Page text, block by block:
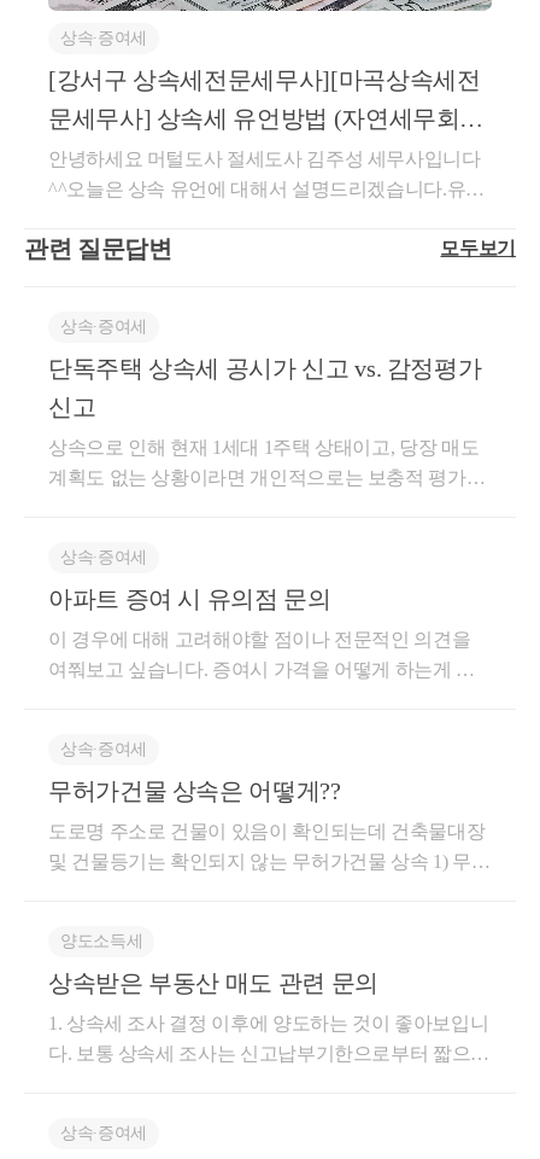
자매, 후순위)가 상속받는 경우, 후순위에게 넘어간 재
산 전액이 한도에서 차 감 됩니다.--&gt;세금폭탄 가능
성 있음![주 3]·창업 자금에대한 증여세 과세특례와 가
업승계에 대한 증여세 과세특례를 적용받은 사전증여
액에 가산한 증여재산가액으로 보지 않습니다. ·만약,
상속재산이 모두 사전증여재산으로 구성되어 있다면
야 합니다.★상속 공제 한도액 적용 착오 신고 시에는
세만 적용됩니다★상속 공제 종합한도 적용 대상 상속
에 포함됩니다. 다만 감정평가수수료는 상속 공제의
종합 한도 적용 대상이 아닙니다. 5백만 원 범위 내에
서 공제가 가능합니다.①기초 공제②가업 상속 공제③
영농 상속 공제④배우자 상속 공제⑤ 그 밖의 인적공
세 증여세 관련 문의사항이나 신고업무 의뢰에 관련해
서 궁금하신 것은 아래의 네이버 엑스퍼트를 이용해서
다.https://naver.me/xqf2QCoi양도세 상속세 증여세 상담 :
네이버 엑스퍼트엑스퍼트: 양도세, 상속세,증여세, 취
가치세등에 대해서 문의해주시면 신속,정확하게 친절
o/gL55goKd자연세무회계 컨설팅 양도/상속/ 증여 상담
방자연세무회계컨설팅 김주성세무사 양도/상속/증여
상담방open.kakao.com저작자 명시 필수 영리적 사용 불
전문세무사#강서구양도세전문세무사#마곡양도세전
문세무사#강서구증여세전문세무사#마곡증여세전문
세무사#부천김포일산상속세전문세무사 태그수정
소유한 부동산(양도하는 부동산)의 시가가 아니라 교
환으로 받는 부동산의 시가가 됩니다.-이때 부동산은
특수 관계인끼리 거래이므로 반드시 감정평가를 받고
을 수령하게 되면 이전 받는 부동산의 시가에 현금 수
령액을 더하고, 현금을 지급하게 되면 이전 받는 부동
산의 시가에서 현금 지급액을 차감하여 양도가액을 산
도한 부동산의 실제 취득가액을 그대로 쓰시면 됩니
원/취득가액 5억 원아들:B 주택 소유/현재 시가 7억 원/
지급했을 때아버지와 아들이 부동산을 교환한다고 했
을 때구분아버지 아들양도가액10억 원=(시가 7억 원
+현금 3억 원)7억 원(시가 10억 원-현금 3억 원)취득가
액5억 원3억 원양도차익5억 원4억 원향후 양도하는 경
되고,취득가액은 교환 시 상대방의 양도가액이 됩니
다.※적용 사례※-아버지와 아들이 각각 13억 원으로
양도했다고 가정 시구분아버지 아들양도가액13억 원1
2억 원취득가액7억 원(교환 시 상대방(아들)의 양도가
액)10억 원(교환 시 상대방(아버지)의 양도가액)양도차
상 이전한 것으로 보아 취득일부터 60일 이내 유상 취
준은 아래와 같이 한다 {지방세법 시행령 18조의 4①}
MAX(①, ②)①이전받은 부동산의 시가 인정액②이전
하는 부동산의 시가 인정액 +(현금 지급액+승계 받는
업무 의뢰에 관련해서 궁금하신 것은 아래의 네이버
엑스퍼트를 이용해서 상담 주시면 친절, 신속, 정확하
세 상속세 증여세 상담 : 네이버 엑스퍼트엑스퍼트: 양
도세, 상속세,증여세, 취득세 ,종합부동산세, 재산세,
시면 신속,정확하게 친절히 설명해드리겠습니다.naver.
상속∙증여세
[강서구 상속세전문세무사][마곡상속세전
문세무사] 상속세 유언방법 (자연세무회계
컨설팅)
안녕하세요 머털도사 절세도사 김주성 세무사입니다
^^오늘은 상속 유언에 대해서 설명드리겠습니다.유언
률 효과를 일으킬것을 목적으로 하는 법률행위 입니
상이전을 유증이라고 하며,유증을 받게된 자를 수유자
라고 합니다. 수유자는 상속인지여부에 관계없이 유언
을 받을수 있습니다.-유언은 아래와 같은 방법으로법
당해 유언은 무효가 됩니다.①자필증서에 의한 유언②
녹음에 의한 유언③공정증서에의한 유언④비밀증서
없는 단독행위로서 유언하려면 반드시 유언자 본인이
의 방식은?●자필증서에 의한 유언을 제외한 나머지는
유언할때 증인이 꼭 참여해야합니다.이러한 증인의 범
위에는피성년후견인과 피한정후견인,유언자의 배우
가장 일반적으로 유언을 남기는 방법입니다. 작성하기
쉽고 ,작성에 증인을 필요로 하지 않습니다.쉽게 위변
조가 가능하므로반드시 자필로 작성해야하며, 대필하
거나 컴퓨터를 활용한 한글프로그램등으로 작성해서
다. 그리고 아래의 사항이 반드시 유언장에 있어야 합
니다.a.유언자의 성명및 날인b.유언자의 주소c.유언내
지, 그 성명과 연월일을 말하고, 이에 참여한 증인이 유
언의 정확함과 그 성명을 구술해야합니다. 녹음한것을
유언자가 증인 2인이 참여한 공증인의 면전에서 유언
관련 질문답변 모두보기
상속∙증여세
단독주택 상속세 공시가 신고 vs. 감정평가
신고
상속으로 인해 현재 1세대 1주택 상태이고, 당장 매도
계획도 없는 상황이라면 개인적으로는 보충적 평가방
업을 확대하고 있는 것은 사실이나, 주로 시가와 기준
시가 간 괴리가 크거나 고가 주택, 세수효과가 큰 건을
중심으로 검토하는 경향이 있습니다. 질문의 주택은
공시가격 5.5억원 수준으로, 일반적으로 언급되는 고
현재 감정가(약 9억원)로 신고할 경우 상속세 과세가액
증가와 함께 세율 구간까지 상승하여 상속세 부담이
상당히 늘어나는 상황으로 보입니다. 물론 향후 양도
시점에는 감정가로 상속재산가액을 신고한 경우 취득
가액이 높아져 양도소득세 측면에서는 유리할 수 있습
익이 커질 수 있습니다. 다만 향후에도 해당 주택이 1
을 충족하여 양도한다면 양도소득세 부담은 상당 부분
해소될 수 있으므로, 현재 시점에서는 상속세 부담을
우선 고려하여 보충적 평가방법을 선택하는 방안이 충
획(1주택 유지 여부), 예상 양도시점, 양도가액 등을 종
상속∙증여세
아파트 증여 시 유의점 문의
이 경우에 대해 고려해야할 점이나 전문적인 의견을
여쭤보고 싶습니다. 증여시 가격을 어떻게 하는게 좋
면됩니다 https://blog.naver.com/totwm/223706437196
상속∙증여세
무허가건물 상속은 어떻게??
도로명 주소로 건물이 있음이 확인되는데 건축물대장
및 건물등기는 확인되지 않는 무허가건물 상속 1) 무허
게 할 수 있을까요? -->감정평가를 하시면됩니다 3) 2)
로 평가한 후 상속세 및 취득세를 납부하였으나 무허
가건물 상속등기하지 않는 경우 불이익은? -->등기하
지 않았을때 배우자공제에 영향을 미칠수 있습니다 배
양도소득세
상속받은 부동산 매도 관련 문의
1. 상속세 조사 결정 이후에 양도하는 것이 좋아보입니
다. 보통 상속세 조사는 신고납부기한으로부터 짧으면
니다. 2. 공시지가와 실거래가 차이에 대해서는 상속세
상속∙증여세